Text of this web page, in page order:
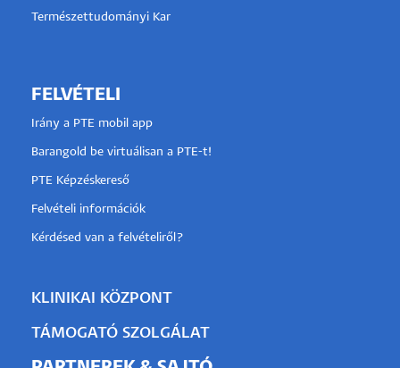
Természettudományi Kar
FELVÉTELI
Irány a PTE mobil app
Barangold be virtuálisan a PTE-t!
PTE Képzéskereső
Felvételi információk
Kérdésed van a felvételiről?
KLINIKAI KÖZPONT
TÁMOGATÓ SZOLGÁLAT